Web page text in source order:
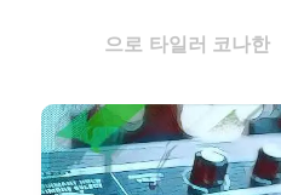
으로 타일러 코나한